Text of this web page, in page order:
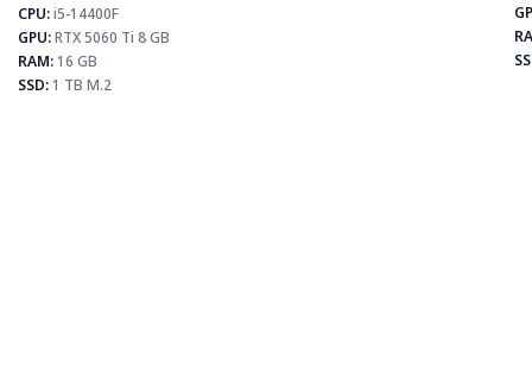
CPU:i5-14400F
GPU:RTX 5060 Ti 8 GB
RAM:16 GB
SSD:1 TB M.2